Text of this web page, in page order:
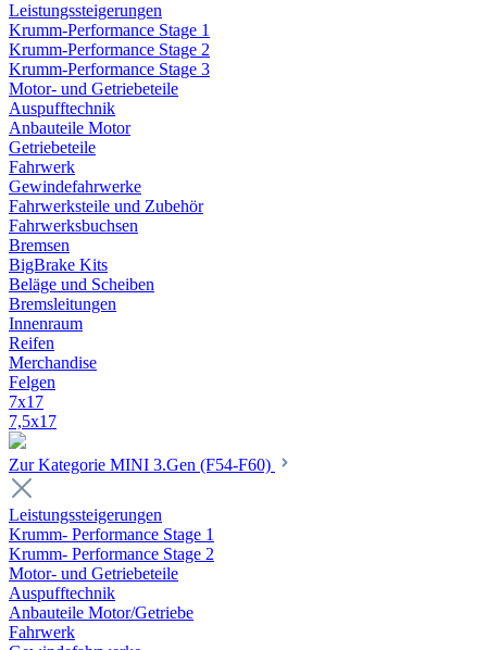
Leistungssteigerungen
Krumm-Performance Stage 1
Krumm-Performance Stage 2
Krumm-Performance Stage 3
Motor- und Getriebeteile
Auspufftechnik
Anbauteile Motor
Getriebeteile
Fahrwerk
Gewindefahrwerke
Fahrwerksteile und Zubehör
Fahrwerksbuchsen
Bremsen
BigBrake Kits
Beläge und Scheiben
Bremsleitungen
Innenraum
Reifen
Merchandise
Felgen
7x17
7,5x17
Zur Kategorie MINI 3.Gen (F54-F60)
Leistungssteigerungen
Krumm- Performance Stage 1
Krumm- Performance Stage 2
Motor- und Getriebeteile
Auspufftechnik
Anbauteile Motor/Getriebe
Fahrwerk